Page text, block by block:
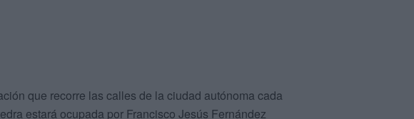
que recorre las calles de la ciudad autónoma cada
estará ocupada por Francisco Jesús Fernández